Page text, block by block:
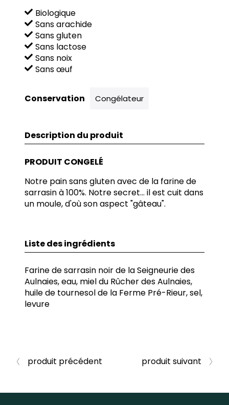
Biologique
Sans arachide
Sans gluten
Sans lactose
Sans noix
Sans œuf
Conservation Congélateur
Description du produit
PRODUIT CONGELÉ
Notre pain sans gluten avec de la farine de
sarrasin à 100%. Notre secret... il est cuit dans
un moule, d'où son aspect "gâteau".
Liste des ingrédients
Farine de sarrasin noir de la Seigneurie des
Aulnaies, eau, miel du Rûcher des Aulnaies,
huile de tournesol de la Ferme Pré-Rieur, sel,
levure
produit précédent produit suivant